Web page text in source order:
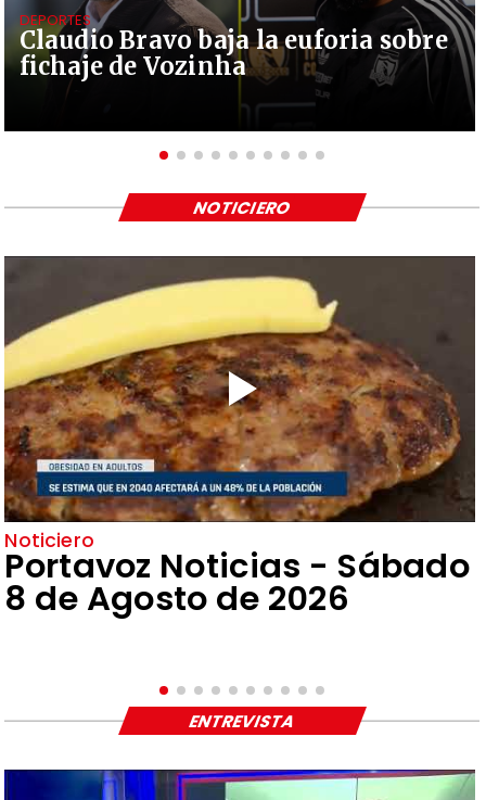
Claudio Bravo baja la euforia sobre
fichaje de Vozinha
DEPORTES
Noticiero
Portavoz Noticias - Sábado
8 de Agosto de 2026
NOTICIERO
ENTREVISTA